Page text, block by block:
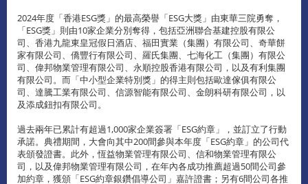
2024年度「香港ESG獎」的最高榮譽「ESG大獎」由東華三院勇奪，
「ESG獎」則由10家企業分別奪得，包括亞洲聯合基建控股有限公
司、香港九龍東皇冠假日酒店、福田實業（集團）有限公司、奇華餅
家有限公司、僑豐行有限公司、羅氏集團、七海化工（集團）有限公
司、偉邦物業管理有限公司、永順控股香港有限公司，以及有利集團
有限公司。而「中小型企業特別獎」的得主則包括歐達傢俱有限公
司、達騰工業有限公司、信源智能有限公司、金朗科研有限公司，以
及添成鈕扣有限公司。
過去兩年已累計有超過1,000家企業簽署「ESG約章」，並訂立了行動
承諾。典禮期間，大會向其中200間參與本年度「ESG約章」的公司代
表頒發證書。此外，恆益物業管理有限公司、信和物業管理有限公
司，以及偉邦物業管理有限公司，在年內各成功推薦超過50間公司參
加約章，獲頒「ESG約章銀鑽倡導公司」嘉許證書；另有6間公司各推